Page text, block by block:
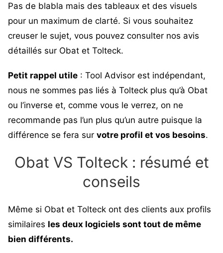
Pas de blabla mais des tableaux et des visuels
pour un maximum de clarté. Si vous souhaitez
creuser le sujet, vous pouvez consulter nos avis
détaillés sur Obat et Tolteck.
Petit rappel utile : Tool Advisor est indépendant,
nous ne sommes pas liés à Tolteck plus qu’à Obat
ou l’inverse et, comme vous le verrez, on ne
recommande pas l’un plus qu’un autre puisque la
différence se fera sur votre profil et vos besoins.
Obat VS Tolteck : résumé et
conseils
Même si Obat et Tolteck ont des clients aux profils
similaires les deux logiciels sont tout de même
bien différents.